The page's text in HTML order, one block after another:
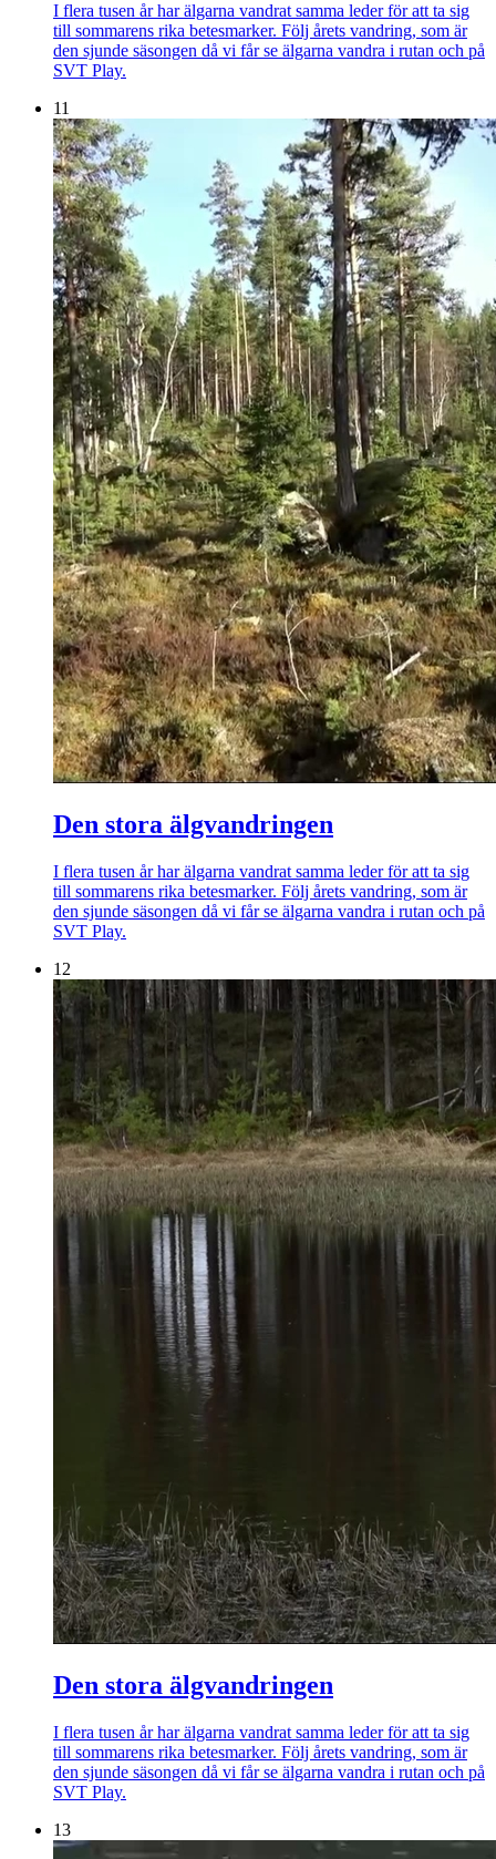
I flera tusen år har älgarna vandrat samma leder för att ta sig
till sommarens rika betesmarker. Följ årets vandring, som är
den sjunde säsongen då vi får se älgarna vandra i rutan och på
SVT Play.
11
Den stora älgvandringen
I flera tusen år har älgarna vandrat samma leder för att ta sig
till sommarens rika betesmarker. Följ årets vandring, som är
den sjunde säsongen då vi får se älgarna vandra i rutan och på
SVT Play.
12
Den stora älgvandringen
I flera tusen år har älgarna vandrat samma leder för att ta sig
till sommarens rika betesmarker. Följ årets vandring, som är
den sjunde säsongen då vi får se älgarna vandra i rutan och på
SVT Play.
13